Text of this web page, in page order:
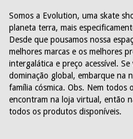
Somos a Evolution, uma skate
planeta terra, mais
Desde que pousamos nossa
melhores marcas e os melhores
intergalática e preço acessível.
dominação global, embarque na
família cósmica. Obs. Nem todos
encontram na loja virtual, então
todos os produtos disponíveis.